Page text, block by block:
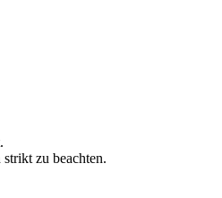
zu beachten.